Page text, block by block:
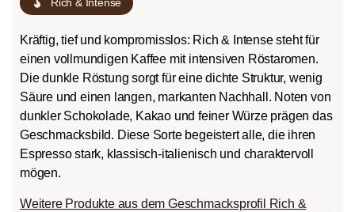
Kräftig, tief und kompromisslos: Rich & Intense steht für
einen vollmundigen Kaffee mit intensiven Röstaromen.
Die dunkle Röstung sorgt für eine dichte Struktur, wenig
Säure und einen langen, markanten Nachhall. Noten von
dunkler Schokolade, Kakao und feiner Würze prägen das
Geschmacksbild. Diese Sorte begeistert alle, die ihren
Espresso stark, klassisch-italienisch und charaktervoll
mögen.
Weitere Produkte aus dem Geschmacksprofil Rich &